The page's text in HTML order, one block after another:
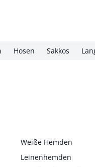
Hosen Sakkos
Weiße Hemden
Leinenhemden